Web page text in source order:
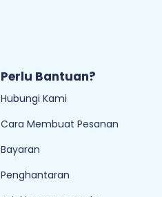
Perlu Bantuan?
Hubungi Kami
Cara Membuat Pesanan
Bayaran
Penghantaran